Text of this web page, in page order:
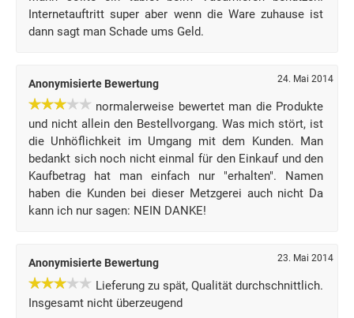
Internetauftritt super aber wenn die Ware zuhause ist
dann sagt man Schade ums Geld.
Anonymisierte Bewertung 24. Mai 2014
normalerweise bewertet man die Produkte
und nicht allein den Bestellvorgang. Was mich stört, ist
die Unhöflichkeit im Umgang mit dem Kunden. Man
bedankt sich noch nicht einmal für den Einkauf und den
Kaufbetrag hat man einfach nur "erhalten". Namen
haben die Kunden bei dieser Metzgerei auch nicht Da
kann ich nur sagen: NEIN DANKE!
Anonymisierte Bewertung 23. Mai 2014
Lieferung zu spät, Qualität durchschnittlich.
Insgesamt nicht überzeugend